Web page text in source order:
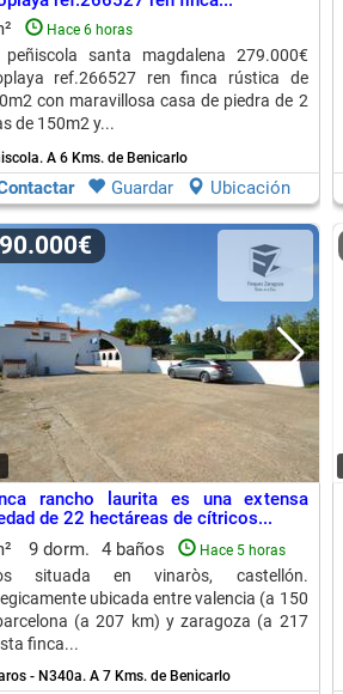
Hace 6 horas
peñiscola santa magdalena 279.000€
ref.266527 ren finca rústica de
con maravillosa casa de piedra de 2
de 150m2 y...
A 6 Kms. de Benicarlo
Guardar Ubicación
rancho laurita es una extensa
de 22 hectáreas de cítricos...
9 dorm. 4 baños Hace 5 horas
situada en vinaròs, castellón.
ubicada entre valencia (a 150
(a 207 km) y zaragoza (a 217
finca...
- N340a. A 7 Kms. de Benicarlo